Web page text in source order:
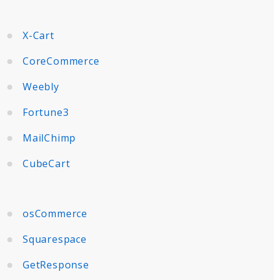
X-Cart
CoreCommerce
Weebly
Fortune3
MailChimp
CubeCart
osCommerce
Squarespace
GetResponse